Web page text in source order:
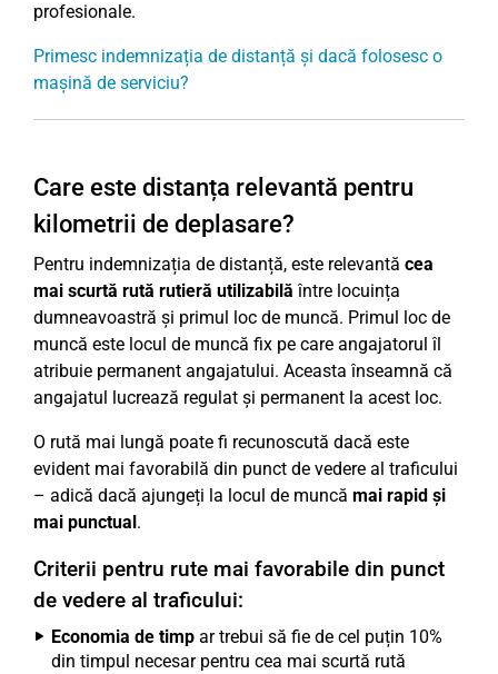
profesionale.
Primesc indemnizația de distanță și dacă folosesc o
mașină de serviciu?
Care este distanța relevantă pentru
kilometrii de deplasare?
Pentru indemnizația de distanță, este relevantă cea
mai scurtă rută rutieră utilizabilă între locuința
dumneavoastră și primul loc de muncă. Primul loc de
muncă este locul de muncă fix pe care angajatorul îl
atribuie permanent angajatului. Aceasta înseamnă că
angajatul lucrează regulat și permanent la acest loc.
O rută mai lungă poate fi recunoscută dacă este
evident mai favorabilă din punct de vedere al traficului
– adică dacă ajungeți la locul de muncă mai rapid și
mai punctual.
Criterii pentru rute mai favorabile din punct
de vedere al traficului:
Economia de timp ar trebui să fie de cel puțin 10%
din timpul necesar pentru cea mai scurtă rută